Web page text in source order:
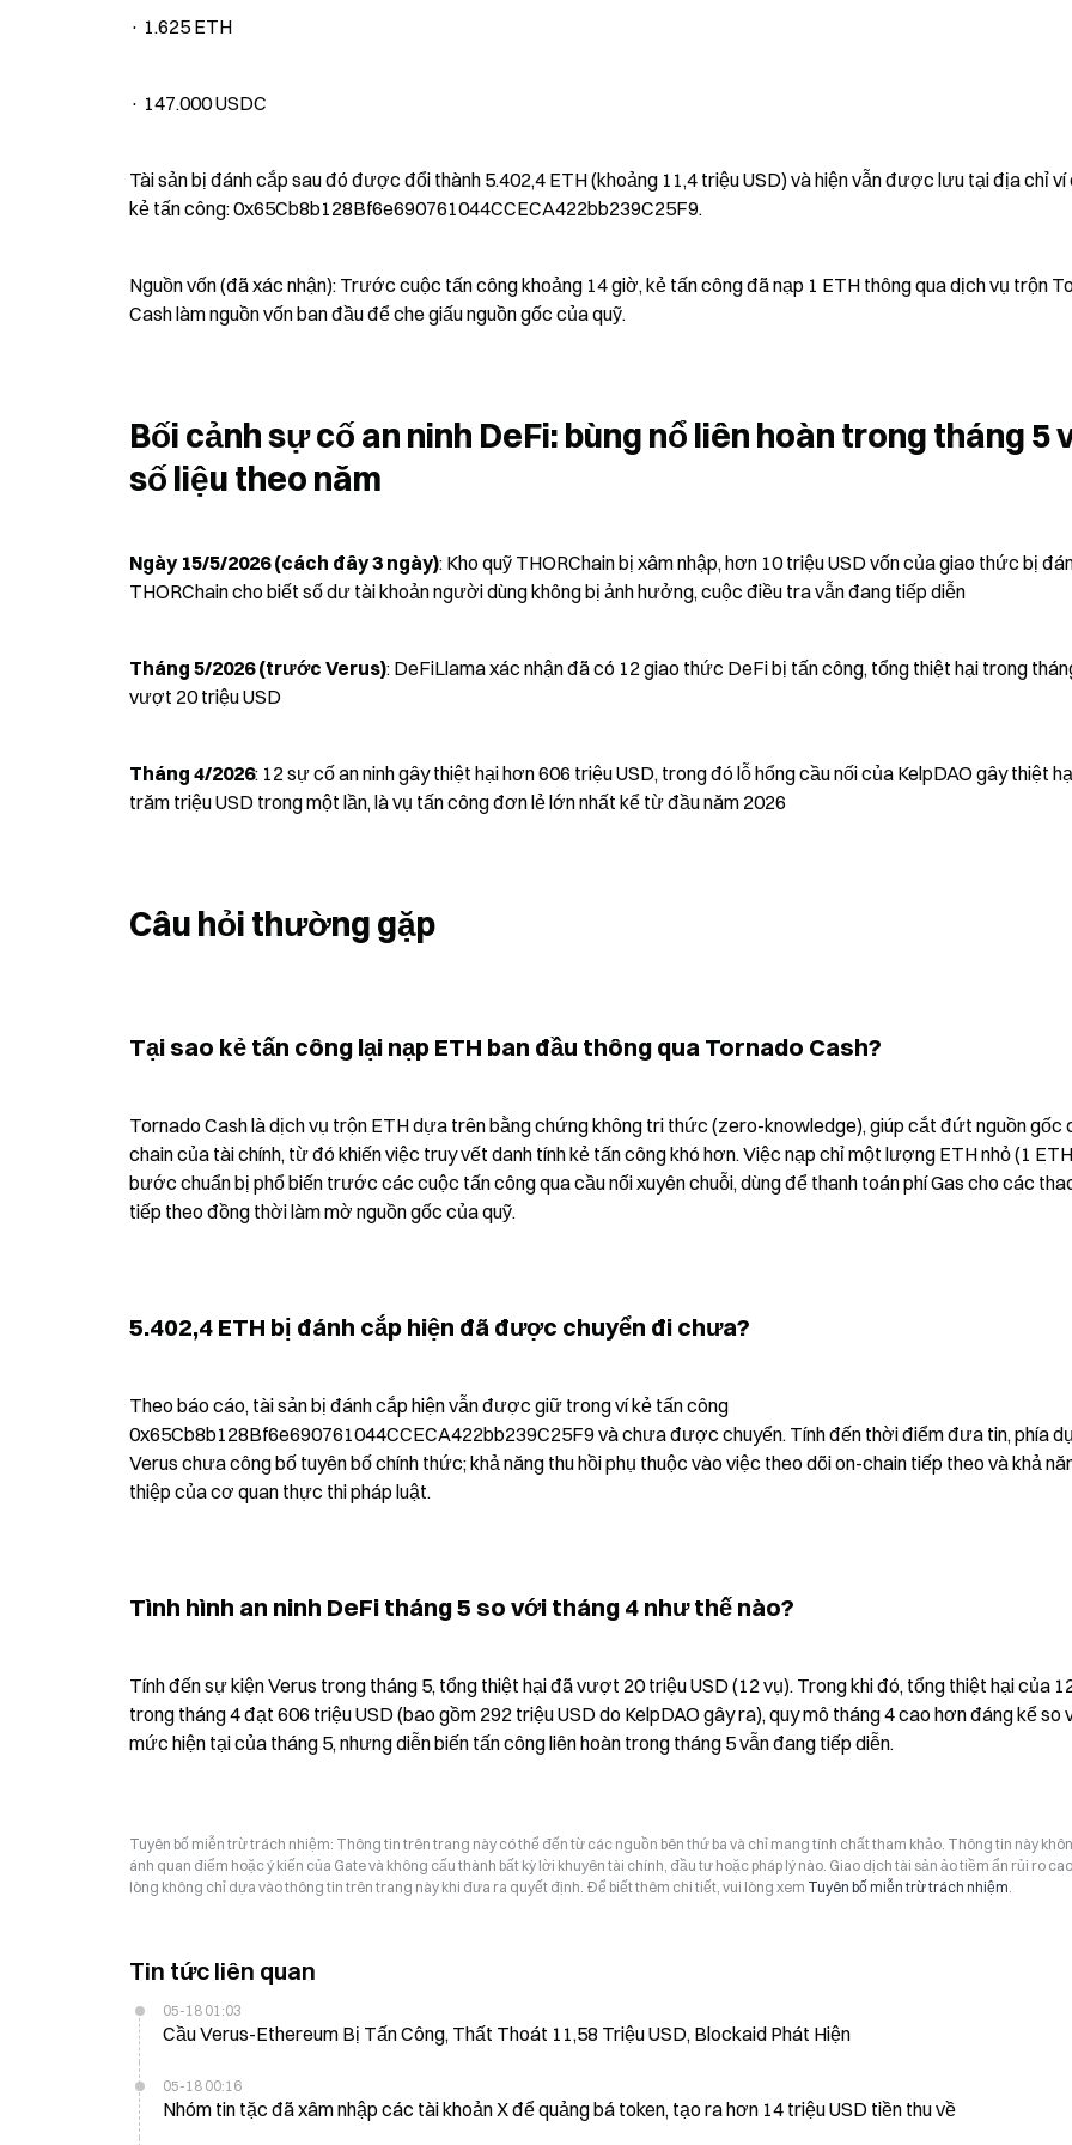
· 1.625 ETH
· 147.000 USDC
Tài sản bị đánh cắp sau đó được đổi thành 5.402,4 ETH (khoảng 11,4 triệu USD) và hiện vẫn được lưu tại địa chỉ ví
kẻ tấn công: 0x65Cb8b128Bf6e690761044CCECA422bb239C25F9.
Nguồn vốn (đã xác nhận): Trước cuộc tấn công khoảng 14 giờ, kẻ tấn công đã nạp 1 ETH thông qua dịch vụ trộn
Cash làm nguồn vốn ban đầu để che giấu nguồn gốc của quỹ.
Bối cảnh sự cố an ninh DeFi: bùng nổ liên hoàn trong tháng 5
số liệu theo năm
Ngày 15/5/2026 (cách đây 3 ngày): Kho quỹ THORChain bị xâm nhập, hơn 10 triệu USD vốn của giao thức bị
THORChain cho biết số dư tài khoản người dùng không bị ảnh hưởng, cuộc điều tra vẫn đang tiếp diễn
Tháng 5/2026 (trước Verus): DeFiLlama xác nhận đã có 12 giao thức DeFi bị tấn công, tổng thiệt hại trong
vượt 20 triệu USD
Tháng 4/2026: 12 sự cố an ninh gây thiệt hại hơn 606 triệu USD, trong đó lỗ hổng cầu nối của KelpDAO gây thiệt
trăm triệu USD trong một lần, là vụ tấn công đơn lẻ lớn nhất kể từ đầu năm 2026
Câu hỏi thường gặp
Tại sao kẻ tấn công lại nạp ETH ban đầu thông qua Tornado Cash?
Tornado Cash là dịch vụ trộn ETH dựa trên bằng chứng không tri thức (zero-knowledge), giúp cắt đứt nguồn gốc
chain của tài chính, từ đó khiến việc truy vết danh tính kẻ tấn công khó hơn. Việc nạp chỉ một lượng ETH nhỏ (1
bước chuẩn bị phổ biến trước các cuộc tấn công qua cầu nối xuyên chuỗi, dùng để thanh toán phí Gas cho các
tiếp theo đồng thời làm mờ nguồn gốc của quỹ.
5.402,4 ETH bị đánh cắp hiện đã được chuyển đi chưa?
Theo báo cáo, tài sản bị đánh cắp hiện vẫn được giữ trong ví kẻ tấn công
0x65Cb8b128Bf6e690761044CCECA422bb239C25F9 và chưa được chuyển. Tính đến thời điểm đưa tin, phía
Verus chưa công bố tuyên bố chính thức; khả năng thu hồi phụ thuộc vào việc theo dõi on-chain tiếp theo và khả
thiệp của cơ quan thực thi pháp luật.
Tình hình an ninh DeFi tháng 5 so với tháng 4 như thế nào?
Tính đến sự kiện Verus trong tháng 5, tổng thiệt hại đã vượt 20 triệu USD (12 vụ). Trong khi đó, tổng thiệt hại của
trong tháng 4 đạt 606 triệu USD (bao gồm 292 triệu USD do KelpDAO gây ra), quy mô tháng 4 cao hơn đáng kể so
mức hiện tại của tháng 5, nhưng diễn biến tấn công liên hoàn trong tháng 5 vẫn đang tiếp diễn.
Tuyên bố miễn trừ trách nhiệm: Thông tin trên trang này có thể đến từ các nguồn bên thứ ba và chỉ mang tính chất tham khảo. Thông tin này
ánh quan điểm hoặc ý kiến của Gate và không cấu thành bất kỳ lời khuyên tài chính, đầu tư hoặc pháp lý nào. Giao dịch tài sản ảo tiềm ẩn rủi ro
lòng không chỉ dựa vào thông tin trên trang này khi đưa ra quyết định. Để biết thêm chi tiết, vui lòng xem Tuyên bố miễn trừ trách nhiệm.
Tin tức liên quan
05-18 01:03
Cầu Verus-Ethereum Bị Tấn Công, Thất Thoát 11,58 Triệu USD, Blockaid Phát Hiện
05-18 00:16
Nhóm tin tặc đã xâm nhập các tài khoản X để quảng bá token, tạo ra hơn 14 triệu USD tiền thu về